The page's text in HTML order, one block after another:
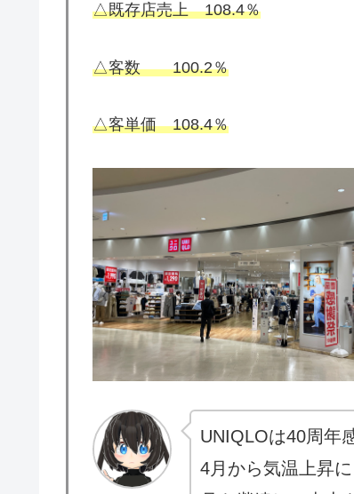
△既存店売上 108.4％
△客数 100.2％
△客単価 108.4％
UNIQLOは40周年
4月から気温上昇